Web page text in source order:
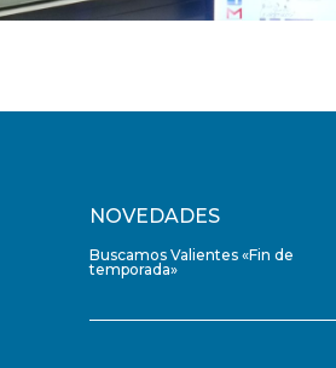
NOVEDADES
Buscamos Valientes «Fin de
temporada»